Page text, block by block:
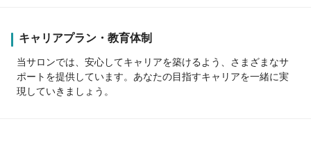
キャリアプラン・教育体制
当サロンでは、安心してキャリアを築けるよう、さまざまなサ
ポートを提供しています。あなたの目指すキャリアを一緒に実
現していきましょう。